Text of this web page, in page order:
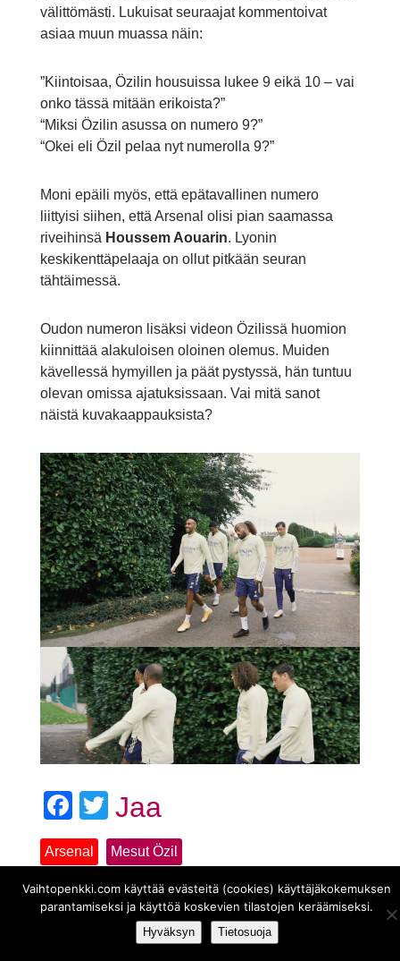
välittömästi. Lukuisat seuraajat kommentoivat
asiaa muun muassa näin:
”Kiintoisaa, Özilin housuissa lukee 9 eikä 10 – vai
onko tässä mitään erikoista?”
“Miksi Özilin asussa on numero 9?”
“Okei eli Özil pelaa nyt numerolla 9?”
Moni epäili myös, että epätavallinen numero
liittyisi siihen, että Arsenal olisi pian saamassa
riveihinsä Houssem Aouarin. Lyonin
keskikenttäpelaaja on ollut pitkään seuran
tähtäimessä.
Oudon numeron lisäksi videon Özilissä huomion
kiinnittää alakuloisen oloinen olemus. Muiden
kävellessä hymyillen ja päät pystyssä, hän tuntuu
olevan omissa ajatuksissaan. Vai mitä sanot
näistä kuvakaappauksista?
Facebook
Twitter
Jaa
Arsenal Mesut Özil
Vaihtopenkki.com käyttää evästeitä (cookies) käyttäjäkokemuksen
parantamiseksi ja käyttöä koskevien tilastojen keräämiseksi.
Hyväksyn Tietosuoja